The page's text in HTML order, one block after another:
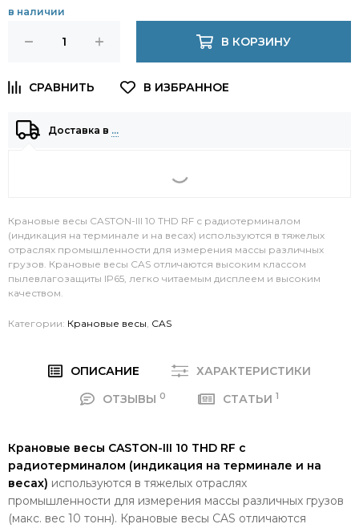
в наличии
В КОРЗИНУ
Доставка в …
Крановые весы CASTON-III 10 THD RF с радиотерминалом
(индикация на терминале и на весах) используются в тяжелых
отраслях промышленности для измерения массы различных
грузов. Крановые весы CAS отличаются высоким классом
пылевлагозащиты IP65, легко читаемым дисплеем и высоким
качеством.
Категории: Крановые весы, CAS
ОПИСАНИЕ
ХАРАКТЕРИСТИКИ
ОТЗЫВЫ 0 СТАТЬИ 1
Крановые весы CASTON-III 10 THD RF с
радиотерминалом (индикация на терминале и на
весах) используются в тяжелых отраслях
промышленности для измерения массы различных грузов
(макс. вес 10 тонн). Крановые весы CAS отличаются